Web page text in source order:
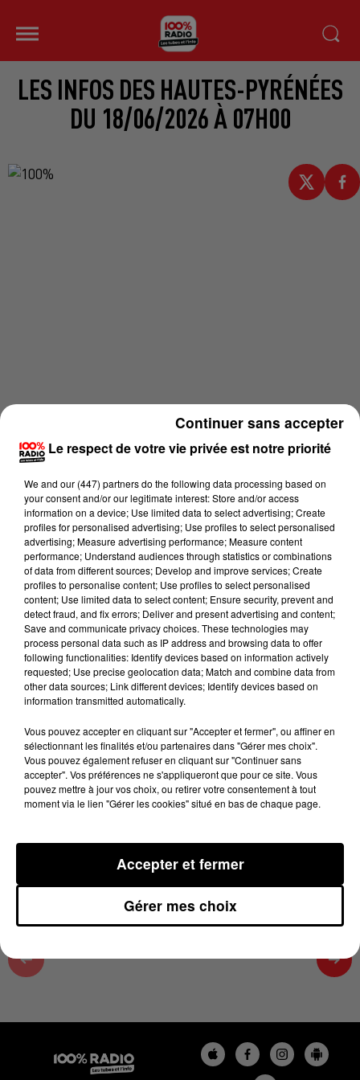
LES INFOS DES HAUTES-PYRÉNÉES
DU 18/06/2026 À 07H00
Lecture (4 min 11 sec)
100%
Les infos des Hautes-Pyrénées du 18/06/2026 à
18 juin 2026 - 4 min 11 sec
LES INFOS DES HAUTES-PYRÉNÉES DU
18/06/2026 À 07H00
Podcasts infos des Hautes-Pyrénées
Le respect de votre vie privée est notre priorité
We and our (447) partnersdo the following data processing based on
your consent and/or our legitimate interest: Store and/or access
information on a device; Use limited data to select advertising; Create
profiles for personalised advertising; Use profiles to select personalised
advertising; Measure advertising performance; Measure content
performance; Understand audiences through statistics or combinations
of data from different sources; Develop and improve services; Create
profiles to personalise content; Use profiles to select personalised
content; Use limited data to select content; Ensure security, prevent and
detect fraud, and fix errors; Deliver and present advertising and content;
Save and communicate privacy choices. These technologies may
process personal data such as IP address and browsing data to offer
following functionalities: Identify devices based on information actively
requested; Use precise geolocation data; Match and combine data from
other data sources; Link different devices; Identify devices based on
information transmitted automatically.
Vous pouvez accepter en cliquant sur "Accepter et fermer", ou affiner en
sélectionnant les finalités et/ou partenaires dans "Gérer mes choix".
Vous pouvez également refuser en cliquant sur "Continuer sans
accepter". Vos préférences ne s'appliqueront que pour ce site. Vous
pouvez mettre à jour vos choix, ou retirer votre consentement à tout
moment via le lien "Gérer les cookies" situé en bas de chaque page.
Gérer mes choix
Accepter et fermer
Continuer sans accepter